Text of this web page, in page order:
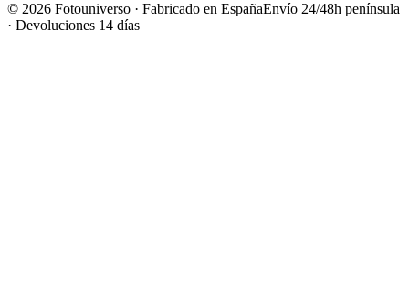
© 2026 Fotouniverso · Fabricado en EspañaEnvío 24/48h península
· Devoluciones 14 días